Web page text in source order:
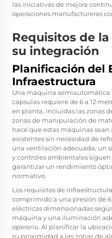
las iniciativas de mejora
operaciones manufactureras
Requisitos de
su integración
Planificación del
Infraestructura
Una máquina semiautomática
cápsulas requiere de 6 a 12
en planta, incluidas las zonas
zonas de manipulación de
hace que estas máquinas
existentes sin necesidad de
una ventilación adecuada, un
y controles ambientales
garantizar un rendimiento
normativo.
Los requisitos de
comprimido a una presión de
eléctricas dimensionadas
máquina y una iluminación
operario. Al planificar la
su proximidad a las zonas de